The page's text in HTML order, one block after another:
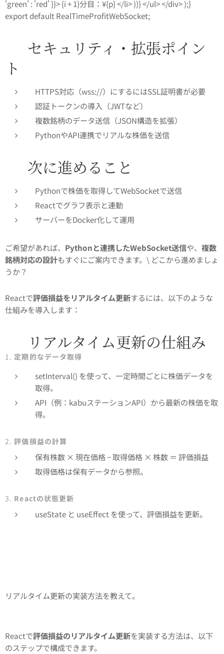
'green' : 'red' }}> {i + 1}分目：¥{p} </li> ))} </ul> </div> );}
export default RealTimeProfitWebSocket;
🔐 セキュリティ・拡張ポイン
ト
HTTPS対応（wss://）にするにはSSL証明書が必要
認証トークンの導入（JWTなど）
複数銘柄のデータ送信（JSON構造を拡張）
PythonやAPI連携でリアルな株価を送信
📌 次に進めること
Pythonで株価を取得してWebSocketで送信
Reactでグラフ表示と連動
サーバーをDocker化して運用
ご希望があれば、 Pythonと連携したWebSocket送信や、 複数
銘柄対応の設計もすぐにご案内できます。\ どこから進めましょ
うか？
Reactで評価損益をリアルタイム更新するには、以下のような
仕組みを導入します：
🔄 リアルタイム更新の仕組み
1. 定期的なデータ取得
setInterval() を使って、一定時間ごとに株価データを
取得。
API（例：kabuステーションAPI）から最新の株価を取
得。
2.評価損益の計算
保有株数 × 現在価格 − 取得価格 × 株数 ＝ 評価損益
取得価格は保有データから参照。
3. Reactの状態更新
useState と useEffect を使って、評価損益を更新。
リアルタイム更新の実装方法を教えて。
Reactで評価損益のリアルタイム更新を実装する方法は、以下
のステップで構成できます。